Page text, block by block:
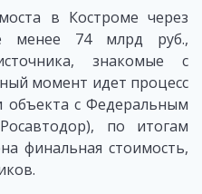
в Костроме через
менее 74 млрд руб.,
знакомые с
момент идет процесс
объекта с Федеральным
по итогам
финальная стоимость,